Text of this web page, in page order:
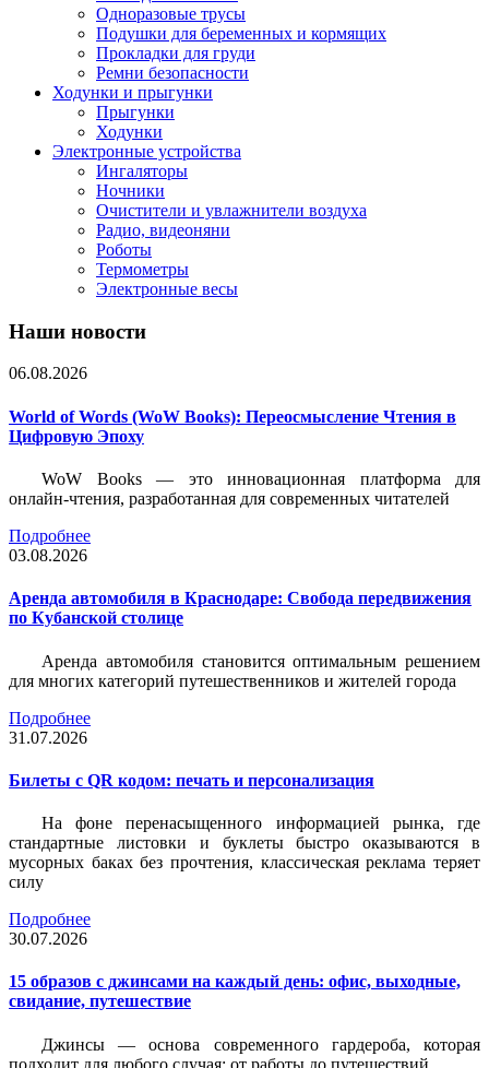
Одноразовые трусы
Подушки для беременных и кормящих
Прокладки для груди
Ремни безопасности
Ходунки и прыгунки
Прыгунки
Ходунки
Электронные устройства
Ингаляторы
Ночники
Очистители и увлажнители воздуха
Радио, видеоняни
Роботы
Термометры
Электронные весы
Наши новости
06.08.2026
World of Words (WoW Books): Переосмысление Чтения в
Цифровую Эпоху
WoW Books — это инновационная платформа для
онлайн-чтения, разработанная для современных читателей
Подробнее
03.08.2026
Аренда автомобиля в Краснодаре: Свобода передвижения
по Кубанской столице
Аренда автомобиля становится оптимальным решением
для многих категорий путешественников и жителей города
Подробнее
31.07.2026
Билеты c QR кодом: печать и персонализация
На фоне перенасыщенного информацией рынка, где
стандартные листовки и буклеты быстро оказываются в
мусорных баках без прочтения, классическая реклама теряет
силу
Подробнее
30.07.2026
15 образов с джинсами на каждый день: офис, выходные,
свидание, путешествие
Джинсы — основа современного гардероба, которая
подходит для любого случая: от работы до путешествий